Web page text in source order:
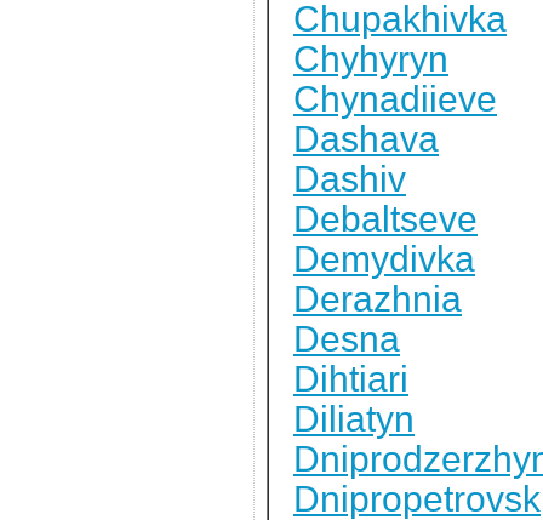
Chupakhivka
Chyhyryn
Chynadiieve
Dashava
Dashiv
Debaltseve
Demydivka
Derazhnia
Desna
Dihtiari
Diliatyn
Dnipropetrovsk